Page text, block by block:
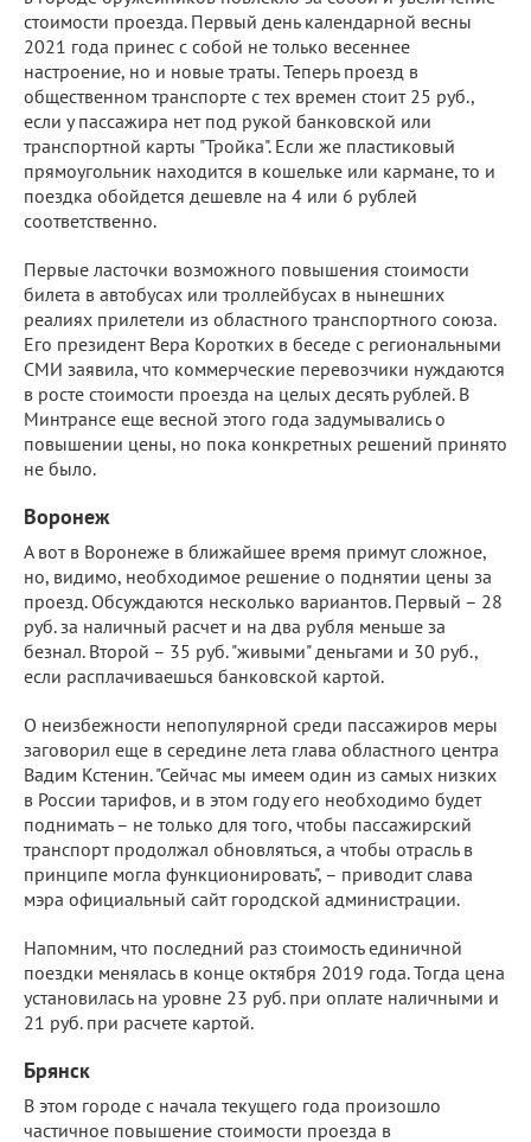
стоимости проезда. Первый день календарной весны
2021 года принес с собой не только весеннее
настроение, но и новые траты. Теперь проезд в
общественном транспорте с тех времен стоит 25 руб.,
если у пассажира нет под рукой банковской или
транспортной карты "Тройка". Если же пластиковый
прямоугольник находится в кошельке или кармане, то и
поездка обойдется дешевле на 4 или 6 рублей
соответственно.
Первые ласточки возможного повышения стоимости
билета в автобусах или троллейбусах в нынешних
реалиях прилетели из областного транспортного союза.
Его президент Вера Коротких в беседе с региональными
СМИ заявила, что коммерческие перевозчики нуждаются
в росте стоимости проезда на целых десять рублей. В
Минтрансе еще весной этого года задумывались о
повышении цены, но пока конкретных решений принято
не было.
Воронеж
А вот в Воронеже в ближайшее время примут сложное,
но, видимо, необходимое решение о поднятии цены за
проезд. Обсуждаются несколько вариантов. Первый – 28
руб. за наличный расчет и на два рубля меньше за
безнал. Второй – 35 руб. "живыми" деньгами и 30 руб.,
если расплачиваешься банковской картой.
О неизбежности непопулярной среди пассажиров меры
заговорил еще в середине лета глава областного центра
Вадим Кстенин. "Сейчас мы имеем один из самых низких
в России тарифов, и в этом году его необходимо будет
поднимать – не только для того, чтобы пассажирский
транспорт продолжал обновляться, а чтобы отрасль в
принципе могла функционировать", – приводит слава
мэра официальный сайт городской администрации.
Напомним, что последний раз стоимость единичной
поездки менялась в конце октября 2019 года. Тогда цена
установилась на уровне 23 руб. при оплате наличными и
21 руб. при расчете картой.
Брянск
В этом городе с начала текущего года произошло
частичное повышение стоимости проезда в